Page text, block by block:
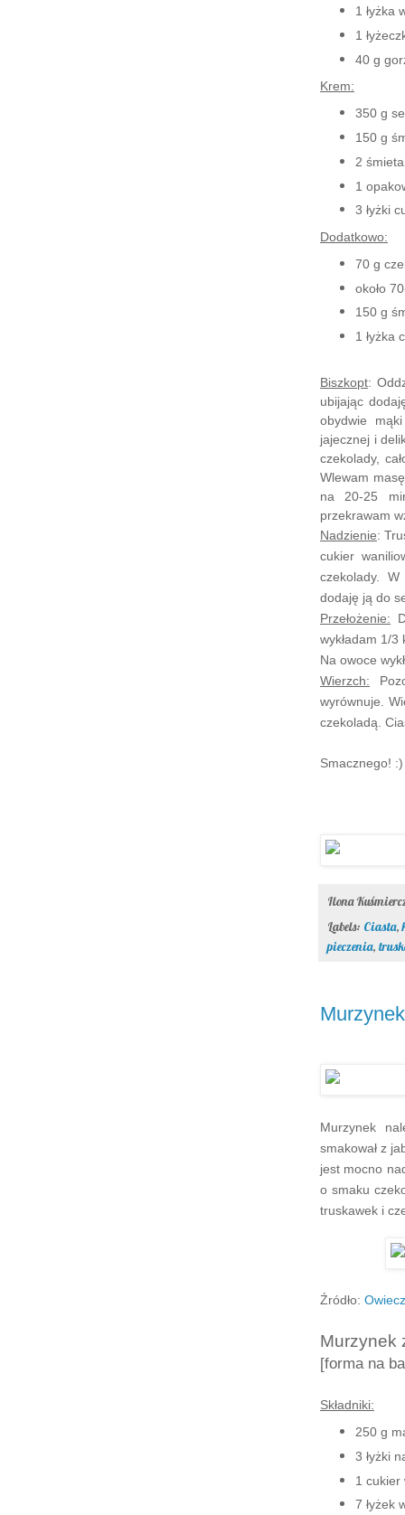
1 łyżka
1
40 g
Krem:
350 g
150 g
2
1
3 łyżki
Dodatkowo:
70 g
około
150 g
1 łyżka
Biszkopt:
ubijając doda
obydwie
jajecznej i
czekolady,
Wlewam
na 20-25
przekrawam
Nadzienie:
cukier
czekolady.
W
dodaję ją do
Przełożenie:
wykładam 1/3
Na owoce
Wierzch:
wyrównuje.
czekoladą.
Smacznego! :)
Ilona
Labels: Ciasta,
pieczenia,
Murzynek
smakował z
jest mocno
o smaku
truskawek i
Źródło:
Murzynek
[forma na
Składniki:
250 g
3 łyżki
1 cukier
7 łyżek